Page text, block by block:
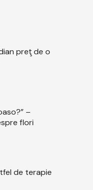
preţ de o
–
flori
de terapie